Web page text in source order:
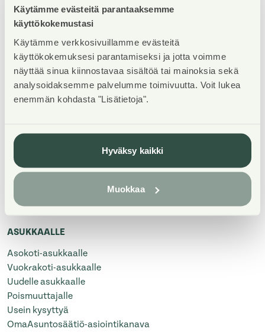
Käytämme evästeitä parantaaksemme
käyttökokemustasi
Käytämme verkkosivuillamme evästeitä
käyttökokemuksesi parantamiseksi ja jotta voimme
näyttää sinua kiinnostavaa sisältöä tai mainoksia sekä
analysoidaksemme palvelumme toimivuutta. Voit lukea
enemmän kohdasta "Lisätietoja".
Hyväksy kaikki
Muokkaa
02100 Espoo
09 4246 9333
asiakaspalvelu@asuntosaatio.fi
09- ja 020-alkuisiin numeroihimme soittamalla voit asioida
kanssamme paikallis- ja mobiiliverkkomaksun hinnalla.
Asumisoikeusasuminen
Vuokra-asuminen
Omistusasunnot
Hitas
ASUKKAALLE
Asokoti-asukkaalle
Vuokrakoti-asukkaalle
Uudelle asukkaalle
Poismuuttajalle
Usein kysyttyä
OmaAsuntosäätiö-asiointikanava